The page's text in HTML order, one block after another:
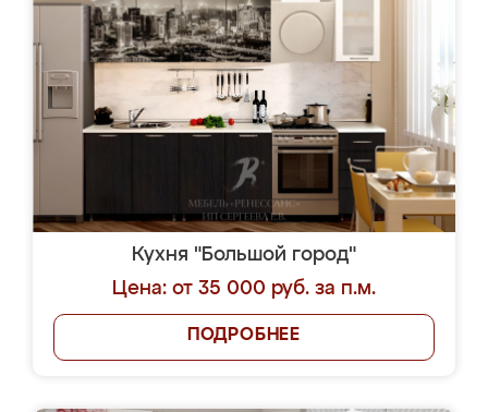
Кухня "Большой город"
Цена: от 35 000 руб. за п.м.
ПОДРОБНЕЕ